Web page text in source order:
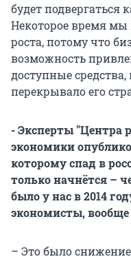
будет подвергаться
Некоторое время
роста, потому что
возможность
доступные средства,
перекрывало его
- Эксперты "Центра
экономики
которому спад в
только начнётся –
было у нас в 2014
экономисты, вообще
– Это было